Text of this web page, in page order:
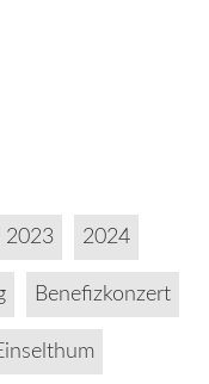
2023 2024
Benefizkonzert